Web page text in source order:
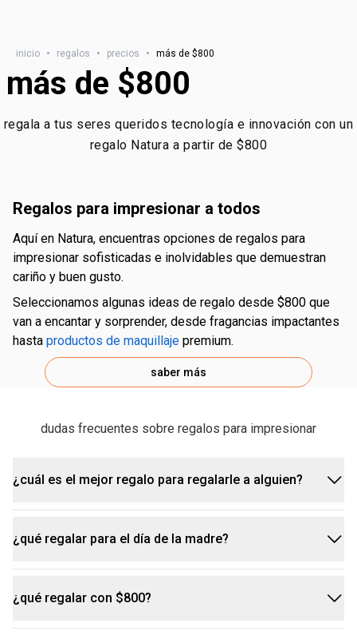
inicio • regalos • precios • más de $800
más de $800
regala a tus seres queridos tecnología e innovación con un
regalo Natura a partir de $800
regalos para impresionar a todos
aquí en Natura, encuentras opciones de regalos para
impresionar sofisticadas e inolvidables que demuestran
cariño y buen gusto.
seleccionamos algunas ideas de regalo desde $800 que
van a encantar y sorprender, desde fragancias impactantes
hasta productos de maquillaje premium.
saber más
dudas frecuentes sobre regalos para impresionar
¿cuál es el mejor regalo para regalarle a alguien?
el mejor regalo para impresionar es aquel que
combina con la personalidad y los gustos de la
que van desde perfumes impactantes hasta kits de
cuidados diarios. piensa en lo que le gusta a la
¿qué regalar para el día de la madre?
para el día de la madre, un regalo que demuestre
cariño y cuidado es siempre especial. considera los
¿qué regalar con $800?